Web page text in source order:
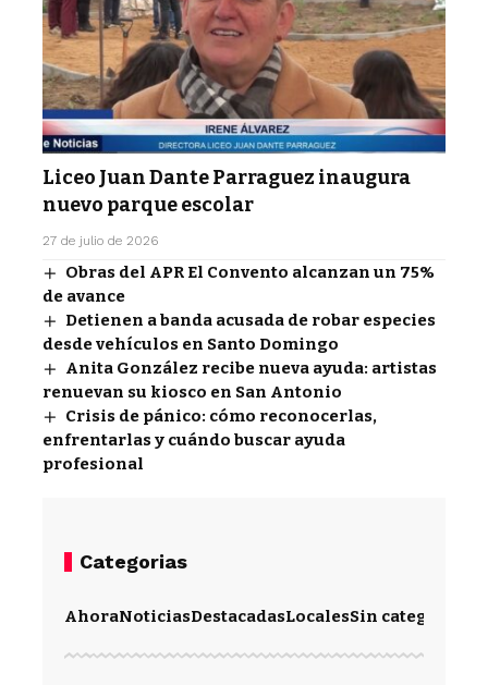
Liceo Juan Dante Parraguez inaugura
nuevo parque escolar
27 de julio de 2026
Obras del APR El Convento alcanzan un 75%
de avance
Detienen a banda acusada de robar especies
desde vehículos en Santo Domingo
Anita González recibe nueva ayuda: artistas
renuevan su kiosco en San Antonio
Crisis de pánico: cómo reconocerlas,
enfrentarlas y cuándo buscar ayuda
profesional
Categorias
AhoraNoticiasDestacadasLocalesSin categoría